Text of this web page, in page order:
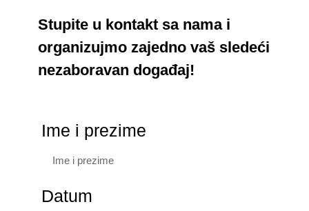
Stupite u kontakt sa nama i
organizujmo zajedno vaš sledeći
nezaboravan događaj!
Ime i prezime
Datum